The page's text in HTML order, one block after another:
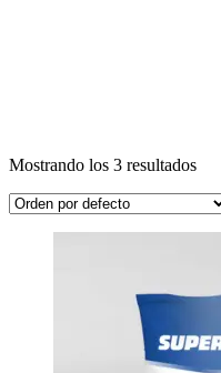
Mostrando los 3 resultados